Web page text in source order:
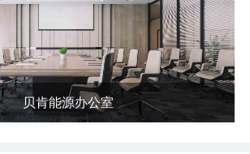
贝肯能源办公室